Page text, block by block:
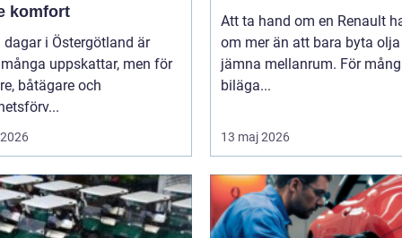
komfort
dagar i Östergötland är
uppskattar, men för
båtägare och
Att ta hand om en Renault
om mer än att bara byta
jämna mellanrum. För
biläga...
13 maj 2026